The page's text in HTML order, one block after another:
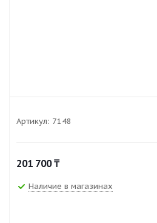
Артикул: 7148
201 700₸
Наличие в магазинах